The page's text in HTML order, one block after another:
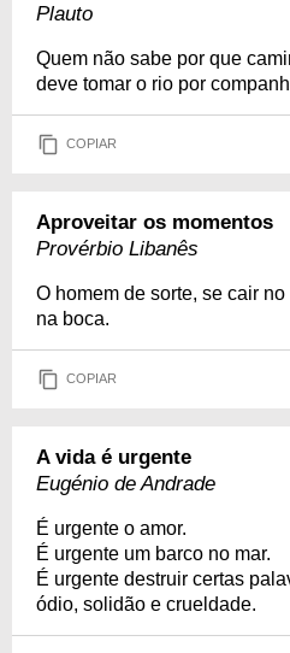
Plauto
Quem não sabe por que
deve tomar o rio por
COPIAR
Aproveitar os momentos
Provérbio Libanês
O homem de sorte, se cair
na boca.
COPIAR
A vida é urgente
Eugénio de Andrade
É urgente o amor.
É urgente um barco no mar.
É urgente destruir certas
ódio, solidão e crueldade.